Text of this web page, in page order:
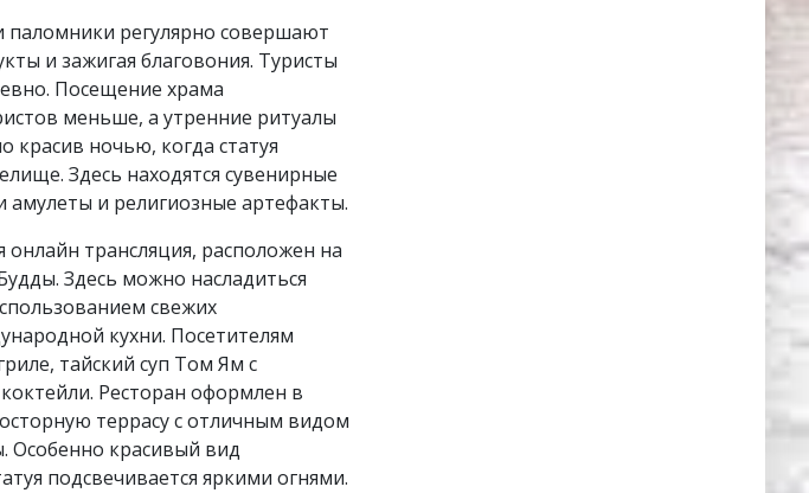
регулярно совершают
и зажигая благовония. Туристы
Посещение храма
меньше, а утренние ритуалы
красив ночью, когда статуя
Здесь находятся сувенирные
амулеты и религиозные артефакты.
онлайн трансляция, расположен на
Здесь можно насладиться
свежих
кухни. Посетителям
тайский суп Том Ям с
Ресторан оформлен в
террасу с отличным видом
Особенно красивый вид
подсвечивается яркими огнями.